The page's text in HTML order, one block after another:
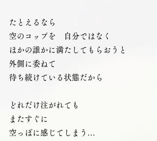
たとえるなら
空のコップを　自分ではなく
ほかの誰かに満たしてもらおうと
外側に委ねて
待ち続けている状態だから
どれだけ注がれても
またすぐに
空っぽに感じてしまう…